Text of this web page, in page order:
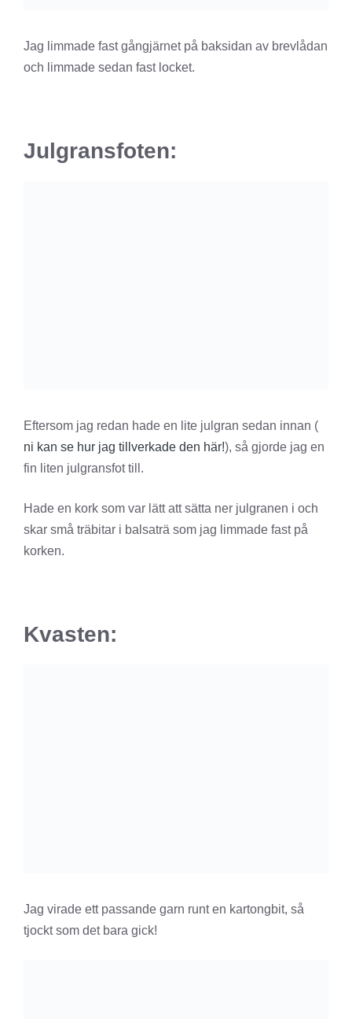
Jag limmade fast gångjärnet på baksidan av brevlådan
och limmade sedan fast locket.
Julgransfoten:
Eftersom jag redan hade en lite julgran sedan innan (
ni kan se hur jag tillverkade den här!), så gjorde jag en
fin liten julgransfot till.
Hade en kork som var lätt att sätta ner julgranen i och
skar små träbitar i balsaträ som jag limmade fast på
korken.
Kvasten:
Jag virade ett passande garn runt en kartongbit, så
tjockt som det bara gick!